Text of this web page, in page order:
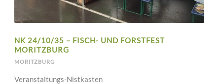
NK 24/10/35 – FISCH- UND FORSTFEST
MORITZBURG
MORITZBURG
Veranstaltungs-Nistkasten